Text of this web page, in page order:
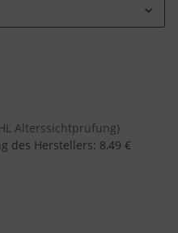
Alterssichtprüfung)
des Herstellers: 8,49 €